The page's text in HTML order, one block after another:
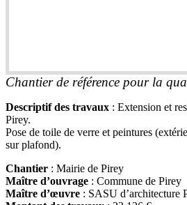
Chantier de référence pour la
Descriptif des travaux : Extension et
Pirey.
Pose de toile de verre et peintures
sur plafond).
Chantier : Mairie de Pirey
Maître d’ouvrage : Commune de Pirey
Maître d’œuvre : SASU d’architecture